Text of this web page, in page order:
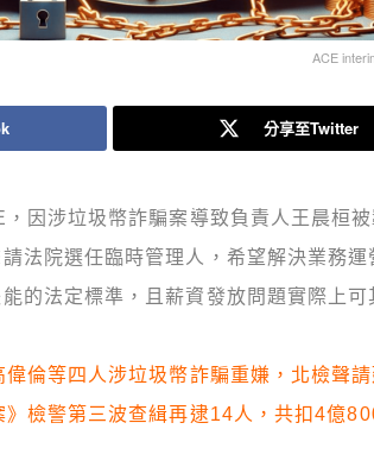
ACE
分享至Twitter
因涉垃圾幣詐騙案導致負責人王晨桓
法院選任臨時管理人，希望解決業務運
的法定標準，且薪資發放問題實際上可
倫等四人涉垃圾幣詐騙重嫌，北檢聲請
檢警第三波查緝再逮14人，共扣4億